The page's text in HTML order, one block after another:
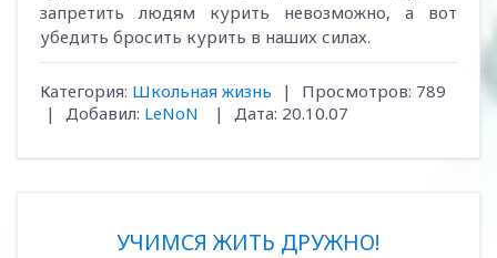
запретить людям курить невозможно, а вот
убедить бросить курить в наших силах.
Категория: Школьная жизнь | Просмотров: 789
|
Добавил: LeNoN | Дата: 20.10.07
УЧИМСЯ ЖИТЬ ДРУЖНО!